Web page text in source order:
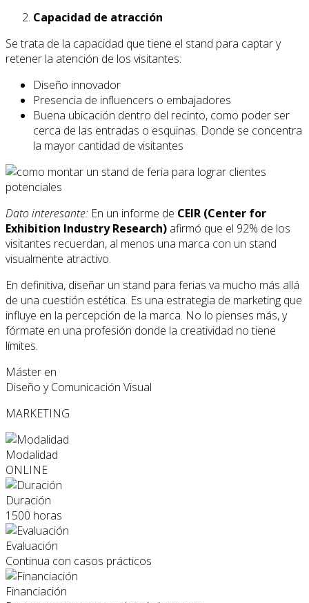
Capacidad de atracción
Se trata de la capacidad que tiene el stand para captar y
retener la atención de los visitantes:
Diseño innovador
Presencia de influencers o embajadores
Buena ubicación dentro del recinto, como poder ser
cerca de las entradas o esquinas. Donde se concentra
la mayor cantidad de visitantes
Dato interesante: En un informe de CEIR (Center for
Exhibition Industry Research) afirmó que el 92% de los
visitantes recuerdan, al menos una marca con un stand
visualmente atractivo.
En definitiva, diseñar un stand para ferias va mucho más allá
de una cuestión estética. Es una estrategia de marketing que
influye en la percepción de la marca. No lo pienses más, y
fórmate en una profesión donde la creatividad no tiene
límites.
Máster en
Diseño y Comunicación Visual
MARKETING
Modalidad
ONLINE
Duración
1500 horas
Evaluación
Continua con casos prácticos
Financiación